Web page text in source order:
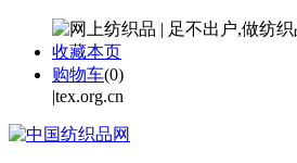
收藏本页
购物车(0)
|tex.org.cn